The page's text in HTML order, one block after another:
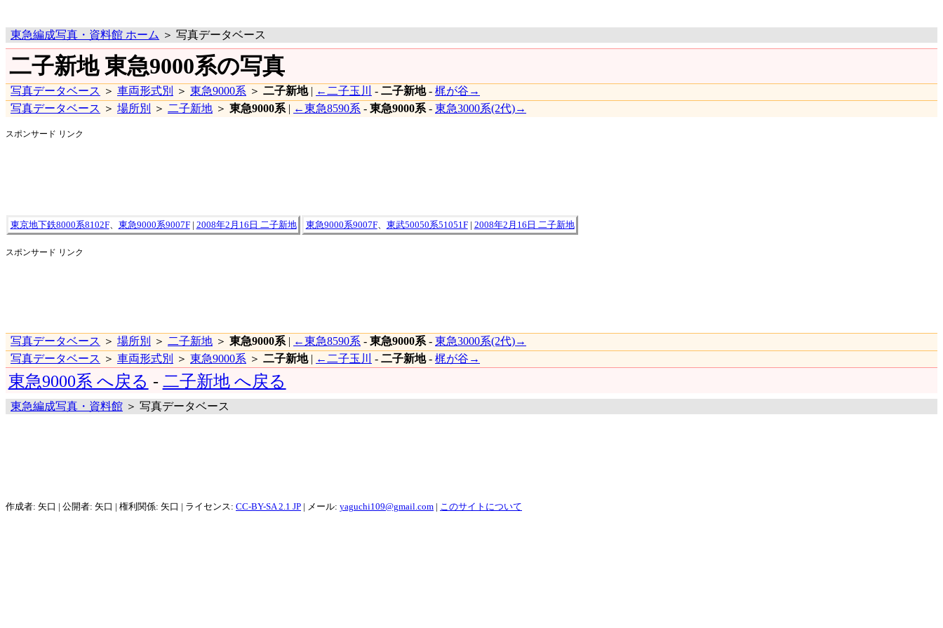
東急編成写真・資料館 ホーム ＞ 写真データベース
二子新地 東急9000系の写真
写真データベース ＞ 車両形式別 ＞ 東急9000系 ＞ 二子新地| ←二子玉川 - 二子新地- 梶が谷→
写真データベース ＞ 場所別 ＞ 二子新地 ＞ 東急9000系 | ←東急8590系 - 東急9000系 - 東急3000系(2代)→
スポンサード リンク
東京地下鉄8000系8102F、 東急9000系9007F| 2008年2月16日 二子新地 東急9000系9007F、 東武50050系51051F| 2008年2月16日 二子新地
スポンサード リンク
写真データベース ＞ 場所別 ＞ 二子新地 ＞ 東急9000系 | ←東急8590系 - 東急9000系 - 東急3000系(2代)→
写真データベース ＞ 車両形式別 ＞ 東急9000系 ＞ 二子新地| ←二子玉川 - 二子新地- 梶が谷→
東急9000系 へ戻る - 二子新地 へ戻る
東急編成写真・資料館 ＞ 写真データベース
作成者: 矢口 | 公開者: 矢口 | 権利関係: 矢口 | ライセンス: CC-BY-SA 2.1 JP | メール: yaguchi109@gmail.com このサイトについて